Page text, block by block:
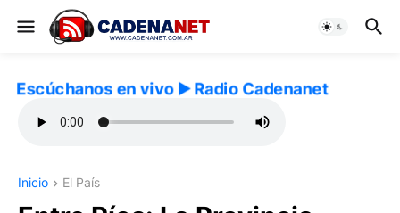
Escúchanos en vivo ▶️ Radio Cadenanet
Inicio El País